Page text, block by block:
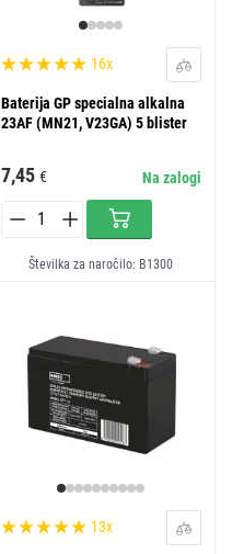
16x
Baterija GP specialna alkalna
23AF (MN21, V23GA) 5 blister
7,45 € Na zalogi
Številka za naročilo: B1300
13x